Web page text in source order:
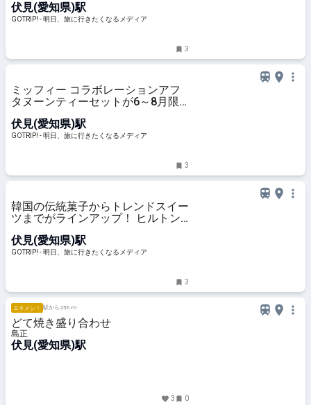
開催中 - GOTRIP!
伏見(愛知県)駅
GOTRIP! - 明日、旅に行きたくなるメディア
3
ミッフィー コラボレーションアフ
タヌーンティーセットが6～8月限
リオット名古屋 - GOTRIP!
伏見(愛知県)駅
GOTRIP! - 明日、旅に行きたくなるメディア
3
韓国の伝統菓子からトレンドスイー
ツまでがラインアップ！ ヒルトン
- GOTRIP!
伏見(愛知県)駅
GOTRIP! - 明日、旅に行きたくなるメディア
3
エキメシ！ 駅から256 m
どて焼き盛り合わせ
島正
伏見(愛知県)駅
3 0